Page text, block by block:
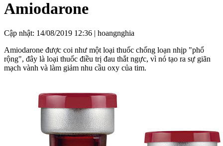
Amiodarone
Cập nhật: 14/08/2019 12:36 | hoangnghia
Amiodarone được coi như một loại thuốc chống loạn nhịp "phổ
rộng", đây là loại thuốc điều trị đau thắt ngực, vì nó tạo ra sự giãn
mạch vành và làm giảm nhu cầu oxy của tim.